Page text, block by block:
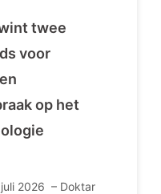
twee
voor
op het
2026 – Doktar